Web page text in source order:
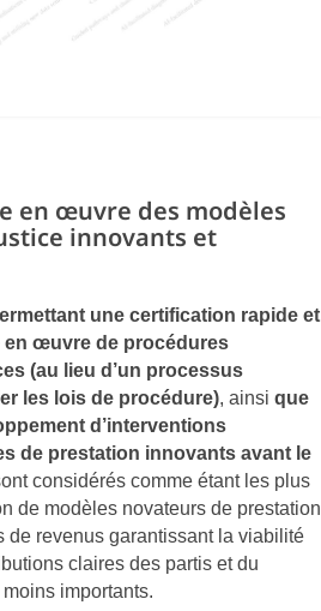
en œuvre des modèles
innovants et
une certification rapide et
en œuvre de procédures
(au lieu d’un processus
les lois de procédure), ainsi que
d’interventions
de prestation innovants avant le
considérés comme étant les plus
de modèles novateurs de prestation
de revenus garantissant la viabilité
claires des partis et du
importants.